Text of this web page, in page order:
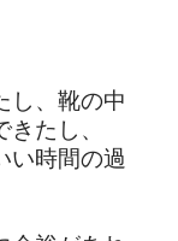
し、靴の中
たし、
い時間の過